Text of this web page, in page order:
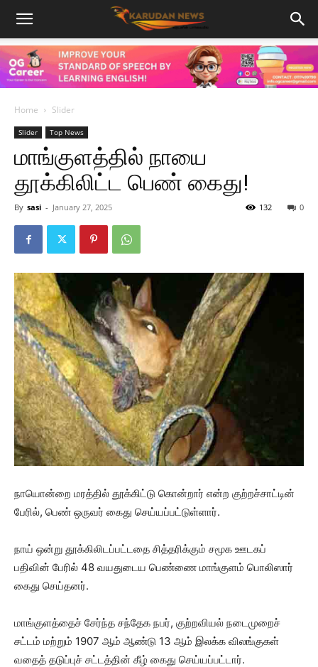
Home Slider
Slider Top News
மாங்குளத்தில் நாயை
தூக்கிலிட்ட பெண் கைது!
By sasi - January 27, 2025 0
132
நாயொன்றை மரத்தில் தூக்கிட்டு கொன்றார் என்ற குற்றச்சாட்டின்
பேரில், பெண் ஒருவர் கைது செய்யப்பட்டுள்ளார்.
நாய் ஒன்று தூக்கிலிடப்பட்டதை சித்தரிக்கும் சமூக ஊடகப்
பதிவின் பேரில் 48 வயதுடைய பெண்ணை மாங்குளம் பொலிஸார்
கைது செய்தனர்.
மாங்குளத்தைச் சேர்ந்த சந்தேக நபர், குற்றவியல் நடைமுறைச்
சட்டம் மற்றும் 1907 ஆம் ஆண்டு 13 ஆம் இலக்க விலங்குகள்
வதைத் தடுப்புச் சட்டத்தின் கீழ் கைது செய்யப்பட்டார்.